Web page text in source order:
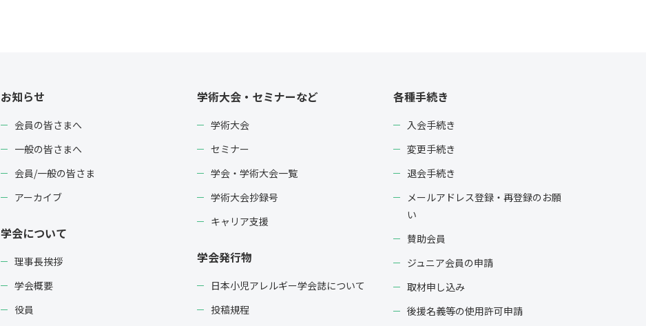
お知らせ
会員の皆さまへ
一般の皆さまへ
会員/一般の皆さま
アーカイブ
学会について
理事長挨拶
学会概要
役員
学術大会・セミナーなど
学術大会
セミナー
学会・学術大会一覧
学術大会抄録号
キャリア支援
学会発行物
日本小児アレルギー学会誌について
投稿規程
各種手続き
入会手続き
変更手続き
退会手続き
メールアドレス登録・再登録のお願
い
賛助会員
ジュニア会員の申請
取材申し込み
後援名義等の使用許可申請